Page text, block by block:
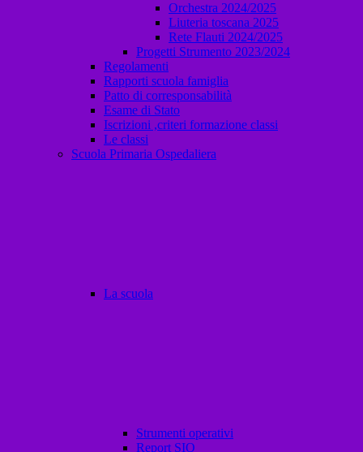
Orchestra 2024/2025
Liuteria toscana 2025
Rete Flauti 2024/2025
Progetti Strumento 2023/2024
Regolamenti
Rapporti scuola famiglia
Patto di corresponsabilità
Esame di Stato
Iscrizioni ,criteri formazione classi
Le classi
Scuola Primaria Ospedaliera
La scuola
Strumenti operativi
Report SIO